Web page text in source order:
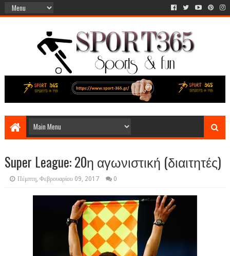
Super League: 20η αγωνιστική (διαιτητές)
Πέμπτη, Φεβρουαρίου 09, 2017 0